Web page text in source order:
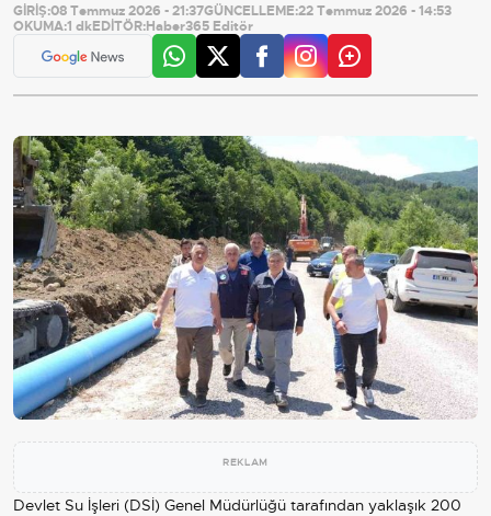
GİRİŞ:08 Temmuz 2026 - 21:37GÜNCELLEME:22 Temmuz 2026 - 14:53
OKUMA:1 dkEDİTÖR:Haber365 Editör
REKLAM
Devlet Su İşleri (DSİ) Genel Müdürlüğü tarafından yaklaşık 200